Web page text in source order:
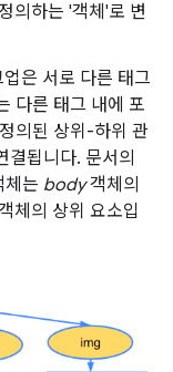
의하는 '객체'로 변
은 서로 다른 태그
다른 태그 내에 포
의된 상위-하위 관
결됩니다. 문서의
체는 body객체의
체의 상위 요소입